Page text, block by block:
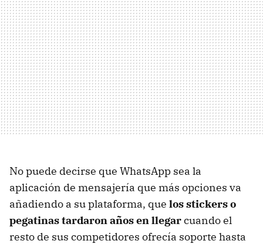
No puede decirse que WhatsApp sea la
aplicación de mensajería que más opciones va
añadiendo a su plataforma, que los stickers o
pegatinas tardaron años en llegarcuando el
resto de sus competidores ofrecía soporte hasta